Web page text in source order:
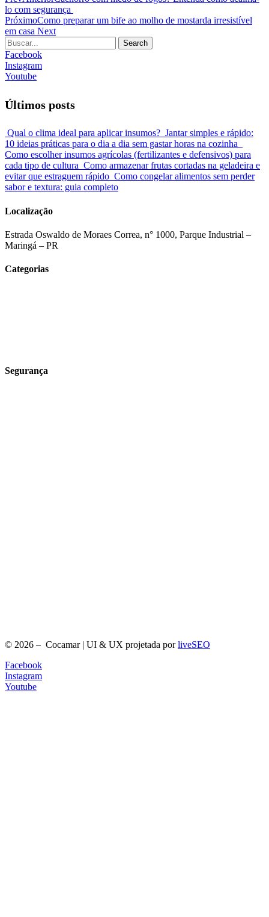
lo com segurança
PróximoComo preparar um bife ao molho de mostarda irresistível
em casa Next
Search
Facebook
Instagram
Youtube
Últimos posts
Qual o clima ideal para aplicar insumos? Jantar simples e rápido:
10 ideias práticas para o dia a dia sem gastar horas na cozinha
Como escolher insumos agrícolas (fertilizantes e defensivos) para
cada tipo de cultura Como armazenar frutas cortadas na geladeira e
evitar que estraguem rápido Como congelar alimentos sem perder
sabor e textura: guia completo
Localização
Estrada Oswaldo de Moraes Correa, n° 1000, Parque Industrial –
Maringá – PR
Categorias
Segurança
© 2026 – Cocamar | UI & UX projetada porliveSEO
Facebook
Instagram
Youtube